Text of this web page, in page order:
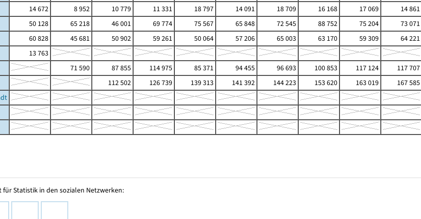
14 672 8 952 10 779 11 331 18 797 14 091 18 709 16 168 17 069
14 861
50 128 65 218 46 001 69 774 75 567 65 848 72 545 88 752 75 204
73 071
60 828 45 681 50 902 59 261 50 064 57 206 65 003 63 170 59 309
64 221
13 763
71 590 87 855 114 975 85 371 94 455 96 693 100 853 117 124
117 707
112 502 126 739 139 313 141 392 144 223 153 620 163 019
167 585
für Statistik in den sozialen Netzwerken: